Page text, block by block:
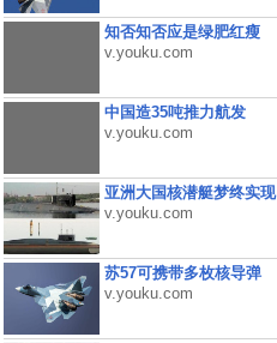
知否知否应是绿肥红瘦
v.youku.com
中国造35吨推力航发
v.youku.com
亚洲大国核潜艇梦终实现
v.youku.com
苏57可携带多枚核导弹
v.youku.com